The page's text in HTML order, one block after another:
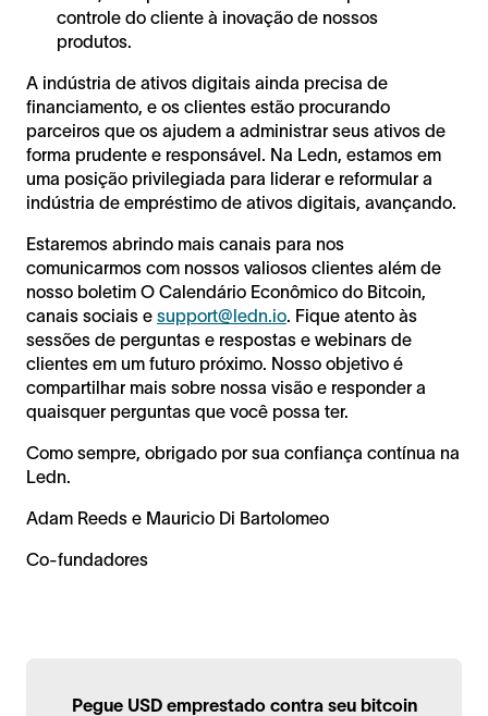
Pegue USD emprestado contra seu bitcoin
controle do cliente à inovação de nossos
produtos.
A indústria de ativos digitais ainda precisa de
financiamento, e os clientes estão procurando
parceiros que os ajudem a administrar seus ativos de
forma prudente e responsável. Na Ledn, estamos em
uma posição privilegiada para liderar e reformular a
indústria de empréstimo de ativos digitais, avançando.
Estaremos abrindo mais canais para nos
comunicarmos com nossos valiosos clientes além de
nosso boletim O Calendário Econômico do Bitcoin,
canais sociais e support@ledn.io . Fique atento às
sessões de perguntas e respostas e webinars de
clientes em um futuro próximo. Nosso objetivo é
compartilhar mais sobre nossa visão e responder a
quaisquer perguntas que você possa ter.
Como sempre, obrigado por sua confiança contínua na
Ledn.
Adam Reeds e Mauricio Di Bartolomeo
Co-fundadores